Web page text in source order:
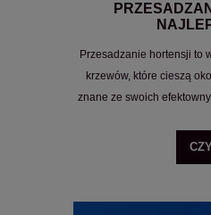
Przesadzanie hortensji to
krzewów, które cieszą
znane ze swoich